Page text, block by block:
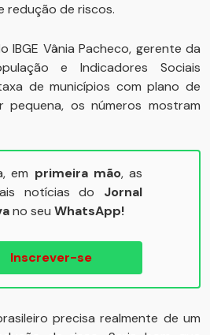
redução de riscos.
IBGE Vânia Pacheco, gerente da
e Indicadores Sociais
de municípios com plano de
os números mostram
em primeira mão, as
notícias do Jornal
no seu WhatsApp!
Inscrever-se
precisa realmente de um